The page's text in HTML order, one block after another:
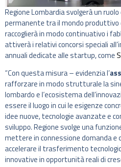
Regione Lombardia svolgerà un
permanente tra il mondo produttivo
raccoglierà in modo continuativo i
attiverà i relativi concorsi speciali
annuali dedicate alle startup, come
“Con questa misura – evidenzia l’
rafforzare in modo strutturale la
lombardo e l’ecosistema
essere il luogo in cui le esigenze
idee nuove, tecnologie avanzate e
sviluppo. Regione svolge una
mettere in connessione domanda e
accelerare il trasferimento
innovative in opportunità reali di